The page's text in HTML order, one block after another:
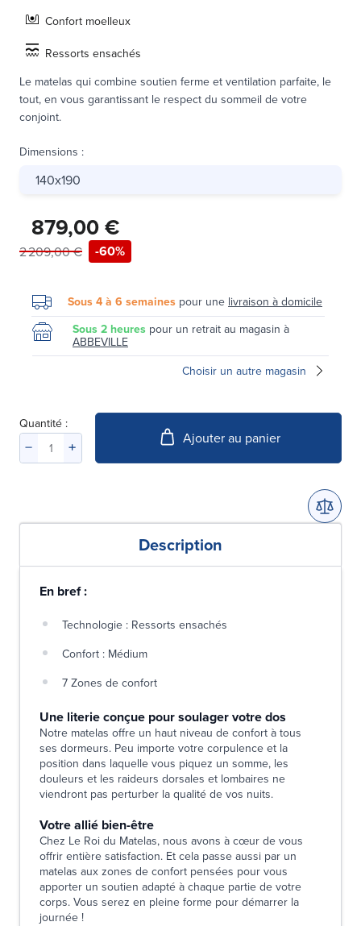
Confort moelleux
Ressorts ensachés
Le matelas qui combine soutien ferme et ventilation parfaite, le
tout, en vous garantissant le respect du sommeil de votre
conjoint.
Dimensions :
140x190
879,00 €
2 209,00 € -60%
Sous 4 à 6 semaines pour une livraison à domicile
Sous 2 heures pour un retrait au magasin à
ABBEVILLE
Choisir un autre magasin
Quantité :
Ajouter au panier
Description
En bref :
Technologie : Ressorts ensachés
Confort : Médium
7 Zones de confort
Une literie conçue pour soulager votre dos
Notre matelas offre un haut niveau de confort à tous
ses dormeurs. Peu importe votre corpulence et la
position dans laquelle vous piquez un somme, les
douleurs et les raideurs dorsales et lombaires ne
viendront pas perturber la qualité de vos nuits.
Votre allié bien-être
Chez Le Roi du Matelas, nous avons à cœur de vous
offrir entière satisfaction. Et cela passe aussi par un
matelas aux zones de confort pensées pour vous
apporter un soutien adapté à chaque partie de votre
corps. Vous serez en pleine forme pour démarrer la
journée !